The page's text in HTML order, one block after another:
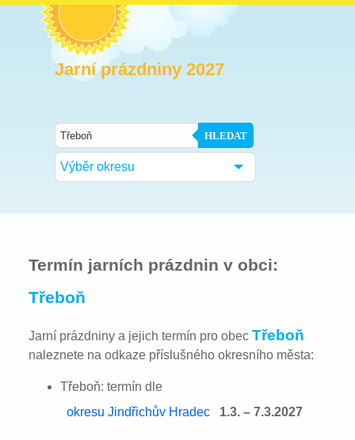
Jarní prázdniny 2027
HLEDAT
Výběr okresu
Termín jarních prázdnin v obci:
Třeboň
Jarní prázdniny a jejich termín pro obecTřeboň
naleznete na odkaze příslušného okresního města:
Třeboň: termín dle
okresu Jindřichův Hradec
1.3. – 7.3.2027